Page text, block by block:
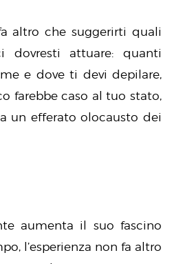
altro che suggerirti quali
dovresti attuare: quanti
e dove ti devi depilare,
farebbe caso al tuo stato,
un efferato olocausto dei
aumenta il suo fascino
l’esperienza non fa altro